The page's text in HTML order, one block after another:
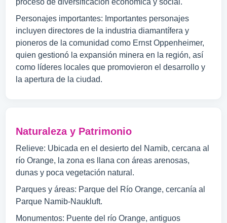
proceso de diversificación económica y social.
Personajes importantes: Importantes personajes
incluyen directores de la industria diamantífera y
pioneros de la comunidad como Ernst Oppenheimer,
quien gestionó la expansión minera en la región, así
como líderes locales que promovieron el desarrollo y
la apertura de la ciudad.
Naturaleza y Patrimonio
Relieve: Ubicada en el desierto del Namib, cercana al
río Orange, la zona es llana con áreas arenosas,
dunas y poca vegetación natural.
Parques y áreas: Parque del Río Orange, cercanía al
Parque Namib-Naukluft.
Monumentos: Puente del río Orange, antiguos